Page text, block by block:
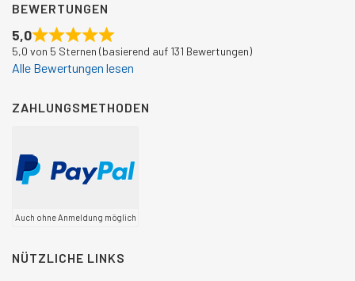
BEWERTUNGEN
5,0
5,0 von 5 Sternen (basierend auf 131 Bewertungen)
Alle Bewertungen lesen
ZAHLUNGSMETHODEN
Auch ohne Anmeldung möglich
NÜTZLICHE LINKS